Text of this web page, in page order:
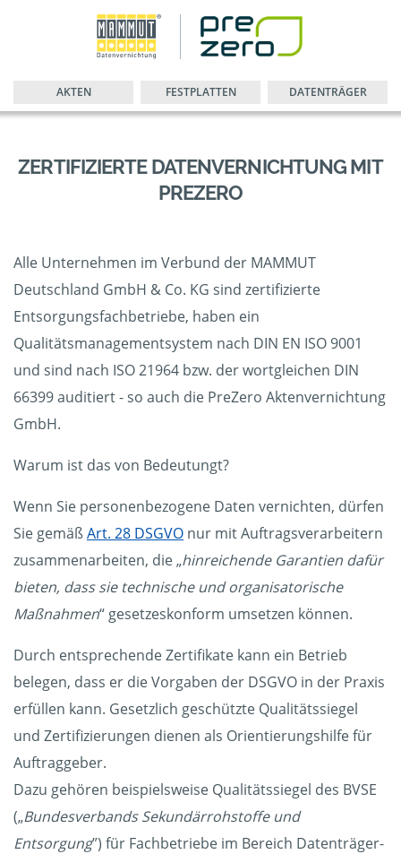
AKTEN FESTPLATTEN DATENTRÄGER
ZERTIFIZIERTE DATENVERNICHTUNG MIT
PREZERO
Alle Unternehmen im Verbund der MAMMUT
Deutschland GmbH & Co. KG sind zertifizierte
Entsorgungsfachbetriebe, haben ein
Qualitätsmanagementsystem nach DIN EN ISO 9001
und sind nach ISO 21964 bzw. der wortgleichen DIN
66399 auditiert - so auch die PreZero Aktenvernichtung
GmbH.
Warum ist das von Bedeutungt?
Wenn Sie personenbezogene Daten vernichten, dürfen
Sie gemäßArt. 28 DSGVO nur mit Auftragsverarbeitern
zusammenarbeiten, die „hinreichende Garantien dafür
bieten, dass sie technische und organisatorische
Maßnahmen“ gesetzeskonform umsetzen können.
Durch entsprechende Zertifikate kann ein Betrieb
belegen, dass er die Vorgaben der DSGVO in der Praxis
erfüllen kann. Gesetzlich geschützte Qualitätssiegel
und Zertifizierungen dienen als Orientierungshilfe für
Auftraggeber.
Dazu gehören beispielsweise Qualitätssiegel des BVSE
(„Bundesverbands Sekundärrohstoffe und
Entsorgung”) für Fachbetriebe im Bereich Datenträger-